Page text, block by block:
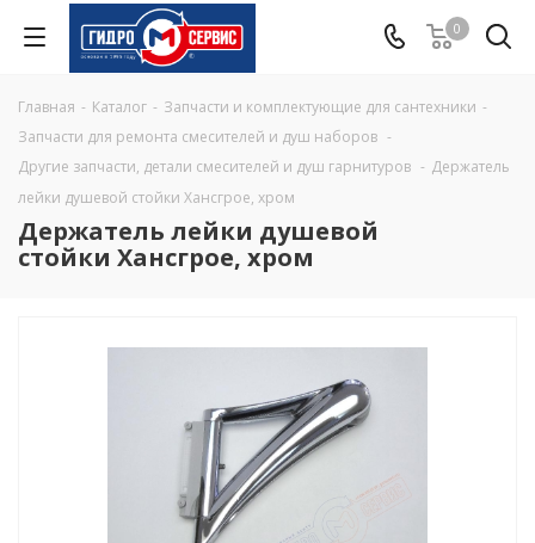
0
Главная - Каталог - Запчасти и комплектующие для сантехники -
Запчасти для ремонта смесителей и душ наборов -
Другие запчасти, детали смесителей и душ гарнитуров - Держатель
лейки душевой стойки Хансгрое, хром
Держатель лейки душевой
стойки Хансгрое, хром